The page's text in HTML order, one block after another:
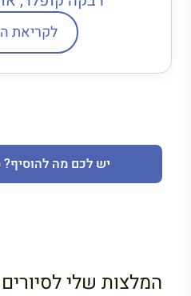
לקריאת
יש לכם מה להוסיף?
המלצות שלי